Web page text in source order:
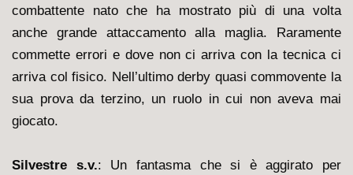
combattente nato che ha mostrato più di una volta
anche grande attaccamento alla maglia. Raramente
commette errori e dove non ci arriva con la tecnica ci
arriva col fisico. Nell’ultimo derby quasi commovente la
sua prova da terzino, un ruolo in cui non aveva mai
giocato.
Silvestre s.v.: Un fantasma che si è aggirato per